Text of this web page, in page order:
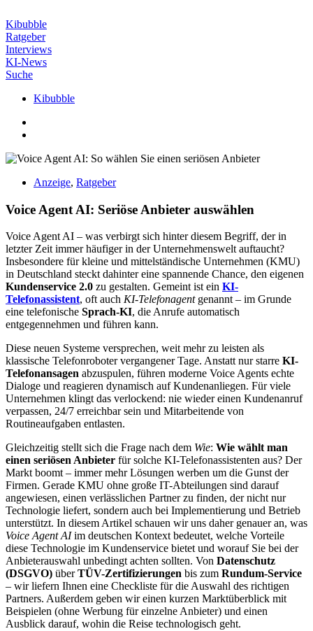
Inhalt
wechseln
Kibubble
Ratgeber
Interviews
KI-News
Suche
Kibubble
Anzeige, Ratgeber
Voice Agent AI: Seriöse Anbieter auswählen
Voice Agent AI – was verbirgt sich hinter diesem Begriff, der in
letzter Zeit immer häufiger in der Unternehmenswelt auftaucht?
Insbesondere für kleine und mittelständische Unternehmen (KMU)
in Deutschland steckt dahinter eine spannende Chance, den eigenen
Kundenservice 2.0 zu gestalten. Gemeint ist ein KI-
Telefonassistent, oft auch KI-Telefonagentgenannt – im Grunde
eine telefonische Sprach-KI, die Anrufe automatisch
entgegennehmen und führen kann.
Diese neuen Systeme versprechen, weit mehr zu leisten als
klassische Telefonroboter vergangener Tage. Anstatt nur starre KI-
Telefonansagen abzuspulen, führen moderne Voice Agents echte
Dialoge und reagieren dynamisch auf Kundenanliegen. Für viele
Unternehmen klingt das verlockend: nie wieder einen Kundenanruf
verpassen, 24/7 erreichbar sein und Mitarbeitende von
Routineaufgaben entlasten.
Gleichzeitig stellt sich die Frage nach dem Wie: Wie wählt man
einen seriösen Anbieter für solche KI-Telefonassistenten aus? Der
Markt boomt – immer mehr Lösungen werben um die Gunst der
Firmen. Gerade KMU ohne große IT-Abteilungen sind darauf
angewiesen, einen verlässlichen Partner zu finden, der nicht nur
Technologie liefert, sondern auch bei Implementierung und Betrieb
unterstützt. In diesem Artikel schauen wir uns daher genauer an, was
Voice Agent AIim deutschen Kontext bedeutet, welche Vorteile
diese Technologie im Kundenservice bietet und worauf Sie bei der
Anbieterauswahl unbedingt achten sollten. Von Datenschutz
(DSGVO) überTÜV-Zertifizierungen bis zum Rundum-Service
– wir liefern Ihnen eine Checkliste für die Auswahl des richtigen
Partners. Außerdem geben wir einen kurzen Marktüberblick mit
Beispielen (ohne Werbung für einzelne Anbieter) und einen
Ausblick darauf, wohin die Reise technologisch geht.